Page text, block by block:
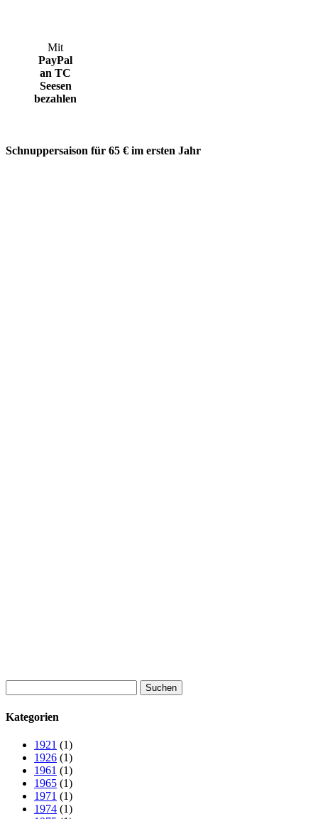
Mit
PayPal
an TC
Seesen
bezahlen
Schnuppersaison für 65 € im ersten Jahr
nach:
Kategorien
1921 (1)
1926 (1)
1961 (1)
1965 (1)
1971 (1)
1974 (1)